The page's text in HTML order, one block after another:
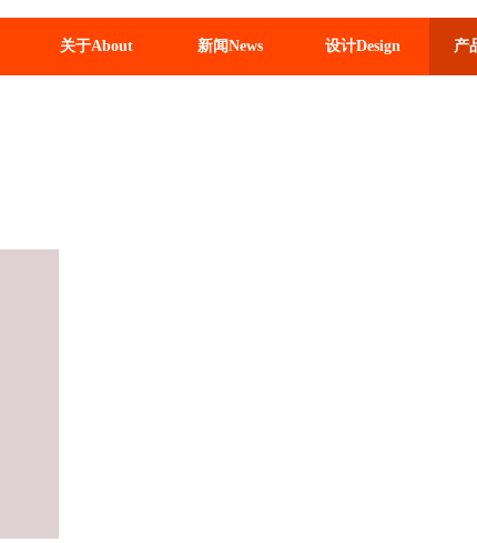
关于About 新闻News 设计Design 产